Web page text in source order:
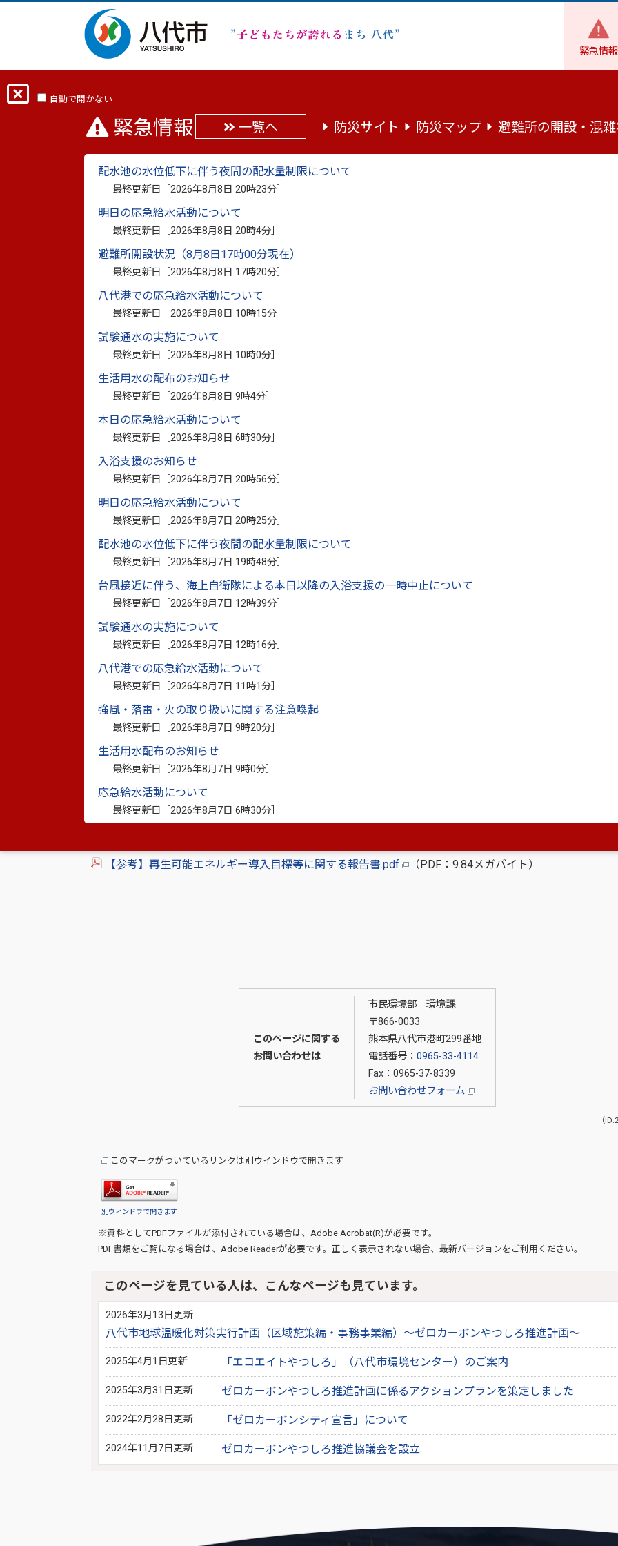
緊急情報
自動で開かない
緊急情報 一覧へ 防災サイト 防災マップ 避難所の開設・混
配水池の水位低下に伴う夜間の配水量制限について
最終更新日［2026年8月8日 20時23分
明日の応急給水活動について
最終更新日［2026年8月8日 20時4分
避難所開設状況（8月8日17時00分現在）
最終更新日［2026年8月8日 17時20分
八代港での応急給水活動について
最終更新日［2026年8月8日 10時15分
試験通水の実施について
最終更新日［2026年8月8日 10時0分
生活用水の配布のお知らせ
最終更新日［2026年8月8日 9時4分
本日の応急給水活動について
最終更新日［2026年8月8日 6時30分
入浴支援のお知らせ
最終更新日［2026年8月7日 20時56分
明日の応急給水活動について
最終更新日［2026年8月7日 20時25分
配水池の水位低下に伴う夜間の配水量制限について
最終更新日［2026年8月7日 19時48分
台風接近に伴う、海上自衛隊による本日以降の入浴支援の一時中止について
最終更新日［2026年8月7日 12時39分
試験通水の実施について
最終更新日［2026年8月7日 12時16分
八代港での応急給水活動について
最終更新日［2026年8月7日 11時1分
強風・落雷・火の取り扱いに関する注意喚起
最終更新日［2026年8月7日 9時20分
生活用水配布のお知らせ
最終更新日［2026年8月7日 9時0分
応急給水活動について
最終更新日［2026年8月7日 6時30分
「ゼロカーボンやつしろ推進計画」を策定しました
最終更新日：2023年11月16日 印刷
ゼロカーボンやつしろ推進計画 ～みんなで創る 持続可能で快適なゼ
カーボン やつしろ～
を目指すことを表明しました。
今般、市全体の二酸化炭素排出量の削減を図るための総合的な計画である「ゼロカーボンやつしろ推進
（計画期間：2023年度～2030年度）を策定しましたので公表します。
本計画は、「地球温暖化対策の推進に関する法律」に基づく地方公共団体実行計画の区域施策編及び事
編であり、市の二酸化炭素排出量等の現状や課題等を踏まえ、脱炭素なライフスタイル・ビジネススタイ
行動変容に向けたひとづくりを基軸とし、省エネルギー対策や再生可能エネルギーの導入、その他地域課
対応等について、市の取組、市民・事業者の皆さまに求められる取組を整理したものです。
ゼロカーボンシティの実現に向け、皆さまの一層のご理解とご協力を賜りますようお願い申し上げます。
計画書
【概要版】ゼロカーボンやつしろ推進計画.pdf（PDF：1.35メガバイト）
参考資料
【参考】再生可能エネルギーの導入・利用促進等に関するアンケート調査結果.pdf （PDF：604.5キロ
【参考】再生可能エネルギー導入目標等に関する報告書.pdf
（PDF：9.84メガバイト）
このページに関する
お問い合わせは
市民環境部 環境課
〒866-0033
熊本県八代市港町299番地
電話番号： 0965-33-4114
Fax：0965-37-8339
お問い合わせフォーム
（
このマークがついているリンクは別ウインドウで開きます
別ウィンドウで開きます
※資料としてPDFファイルが添付されている場合は、 Adobe Acrobat(R)が必要です。
PDF書類をご覧になる場合は、 Adobe Readerが必要です。正しく表示されない場合、最新バージョンをご利用ください。
このページを見ている人は、こんなページも見ています。
2026年3月13日更新
八代市地球温暖化対策実行計画（区域施策編・事務事業編）～ゼロカーボンやつしろ推進計画～
2025年4月1日更新 「エコエイトやつしろ」（八代市環境センター）のご案内
2025年3月31日更新 ゼロカーボンやつしろ推進計画に係るアクションプランを策定しました
2022年2月28日更新 「ゼロカーボンシティ宣言」について
2024年11月7日更新 ゼロカーボンやつしろ推進協議会を設立